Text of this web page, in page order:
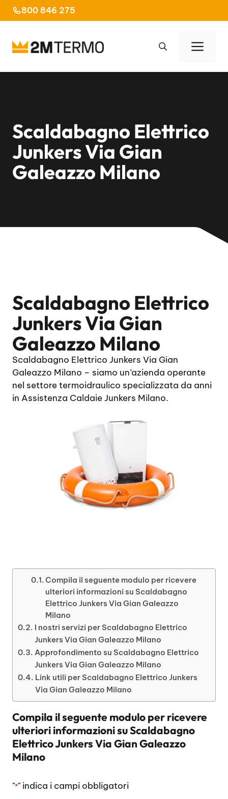
al
800 846 275
Scaldabagno Elettrico
Junkers Via Gian
Galeazzo Milano
Scaldabagno Elettrico
Junkers Via Gian
Galeazzo Milano
Scaldabagno Elettrico Junkers Via Gian
Galeazzo Milano – siamo un’azienda operante
nel settore termoidraulico specializzata da anni
in Assistenza Caldaie Junkers Milano.
Compila il seguente modulo per ricevere
ulteriori informazioni su Scaldabagno
Elettrico Junkers Via Gian Galeazzo
Milano
I nostri servizi per Scaldabagno Elettrico
Junkers Via Gian Galeazzo Milano
Approfondimento su Scaldabagno Elettrico
Junkers Via Gian Galeazzo Milano
Link utili per Scaldabagno Elettrico Junkers
Via Gian Galeazzo Milano
Compila il seguente modulo per ricevere
ulteriori informazioni suScaldabagno
Elettrico Junkers Via Gian Galeazzo
Milano
"*" indica i campi obbligatori